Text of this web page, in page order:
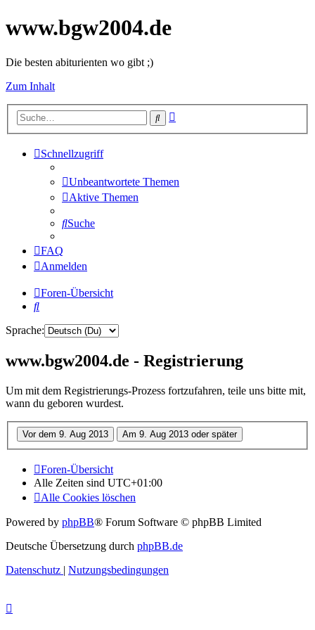
www.bgw2004.de
Die besten abiturienten wo gibt ;)
Zum Inhalt
Suche
Schnellzugriff
Unbeantwortete Themen
Aktive Themen
Suche
FAQ
Anmelden
Foren-Übersicht
Suche
Sprache:
www.bgw2004.de - Registrierung
Um mit dem Registrierungs-Prozess fortzufahren, teile uns bitte mit,
wann du geboren wurdest.
Foren-Übersicht
Alle Zeiten sind UTC+01:00
Alle Cookies löschen
Powered by phpBB® Forum Software © phpBB Limited
Deutsche Übersetzung durch phpBB.de
Datenschutz | Nutzungsbedingungen